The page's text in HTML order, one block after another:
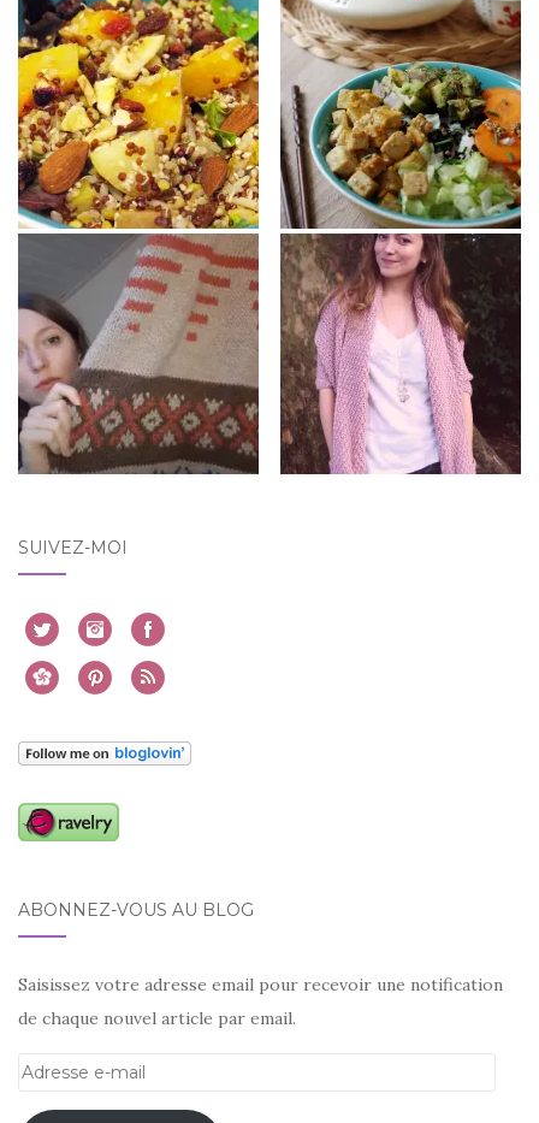
SUIVEZ-MOI
ABONNEZ-VOUS AU BLOG
Saisissez votre adresse email pour recevoir une notification
de chaque nouvel article par email.
Adresse